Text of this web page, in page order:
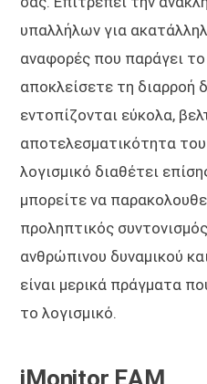
υπαλλήλων για
αναφορές που παράγει
αποκλείσετε τη διαρροή
εντοπίζονται εύκολα,
αποτελεσματικότητα
λογισμικό διαθέτει
μπορείτε να
προληπτικός
ανθρώπινου δυναμικού
είναι μερικά πράγματα
το λογισμικό.